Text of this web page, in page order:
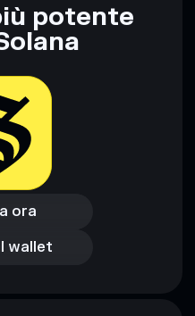
potente
ora
ora
wallet
wallet